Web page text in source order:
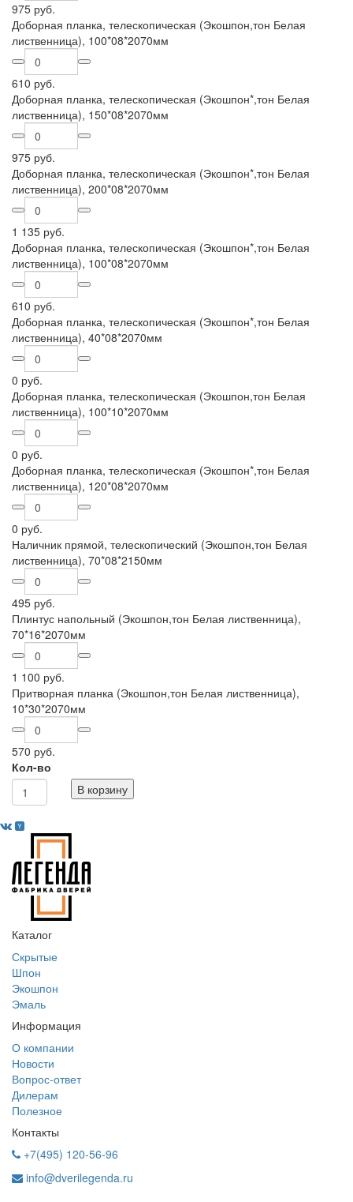
975 руб.
Доборная планка, телескопическая (Экошпон,тон Белая
лиственница), 100*08*2070мм
610 руб.
Доборная планка, телескопическая (Экошпон*,тон Белая
лиственница), 150*08*2070мм
975 руб.
Доборная планка, телескопическая (Экошпон*,тон Белая
лиственница), 200*08*2070мм
1 135 руб.
Доборная планка, телескопическая (Экошпон*,тон Белая
лиственница), 100*08*2070мм
610 руб.
Доборная планка, телескопическая (Экошпон*,тон Белая
лиственница), 40*08*2070мм
0 руб.
Доборная планка, телескопическая (Экошпон,тон Белая
лиственница), 100*10*2070мм
0 руб.
Доборная планка, телескопическая (Экошпон*,тон Белая
лиственница), 120*08*2070мм
0 руб.
Наличник прямой, телескопический (Экошпон,тон Белая
лиственница), 70*08*2150мм
495 руб.
Плинтус напольный (Экошпон,тон Белая лиственница),
70*16*2070мм
1 100 руб.
Притворная планка (Экошпон,тон Белая лиственница),
10*30*2070мм
570 руб.
Кол-во
В корзину
Каталог
Скрытые
Шпон
Экошпон
Эмаль
Информация
О компании
Новости
Вопрос-ответ
Дилерам
Полезное
Контакты
+7(495) 120-56-96
info@dverilegenda.ru